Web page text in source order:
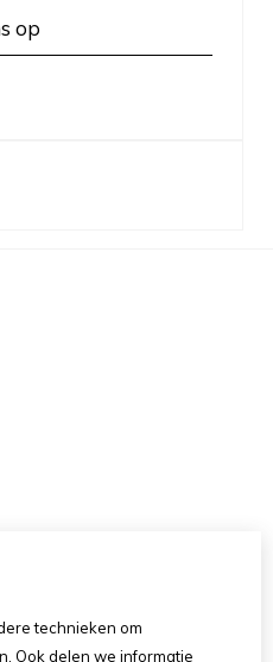
op
technieken om
Ook delen we informatie